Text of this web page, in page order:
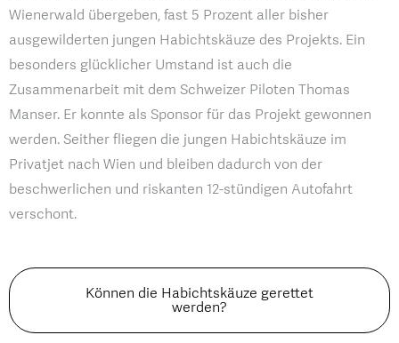
Wienerwald übergeben, fast 5 Prozent aller bisher
ausgewilderten jungen Habichtskäuze des Projekts. Ein
besonders glücklicher Umstand ist auch die
Zusammenarbeit mit dem Schweizer Piloten Thomas
Manser. Er konnte als Sponsor für das Projekt gewonnen
werden. Seither fliegen die jungen Habichtskäuze im
Privatjet nach Wien und bleiben dadurch von der
beschwerlichen und riskanten 12-stündigen Autofahrt
verschont.
Können die Habichtskäuze gerettet
werden?